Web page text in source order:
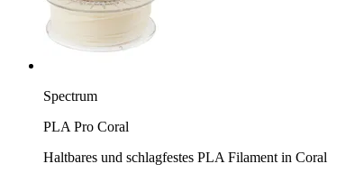
Spectrum
PLA Pro Coral
Haltbares und schlagfestes PLA Filament in Coral